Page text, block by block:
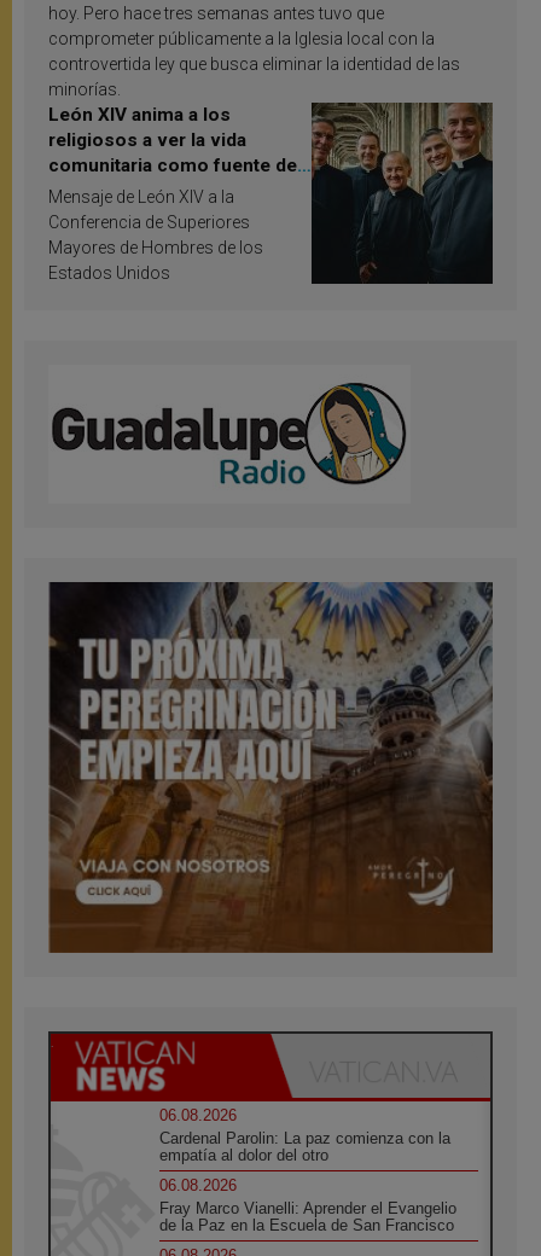
hoy. Pero hace tres semanas antes tuvo que
comprometer públicamente a la Iglesia local con la
controvertida ley que busca eliminar la identidad de las
minorías.
León XIV anima a los
religiosos a ver la vida
comunitaria como fuente de
inspiración y santificación
Mensaje de León XIV a la
Conferencia de Superiores
Mayores de Hombres de los
Estados Unidos
06.08.2026
Cardenal Parolin: La paz comienza con la
empatía al dolor del otro
06.08.2026
Fray Marco Vianelli: Aprender el Evangelio
de la Paz en la Escuela de San Francisco